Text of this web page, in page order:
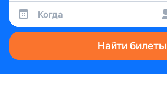
Когда
Найти билеты